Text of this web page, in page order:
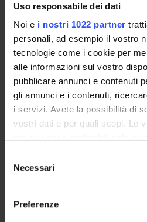
Uso responsabile dei dati
Noi e i nostri 1022 partner
personali, ad esempio il vostro
tecnologie come i cookie per
alle informazioni sul vostro
pubblicare annunci e contenuti
gli annunci e i contenuti,
i servizi. Avete la possibilità di
vostri dati e per quali scopi. Le
modificare o revocare il proprio
momento dalla Dichiarazione
delNecessari
Preferenze
LABORATORI DI RICERCA
CENTRI DI RICERCA
BIBLIOTECHE
SPIN OFF E AZIENDE
Calendario